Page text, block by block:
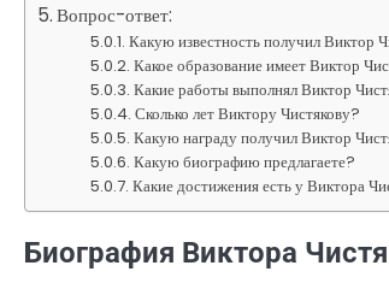
Вопрос-ответ:
Какую известность получил Виктор
Какое образование имеет Виктор
Какие работы выполнял Виктор
Сколько лет Виктору Чистякову?
Какую награду получил Виктор
Какую биографию предлагаете?
Какие достижения есть у Виктора
Биография Виктора